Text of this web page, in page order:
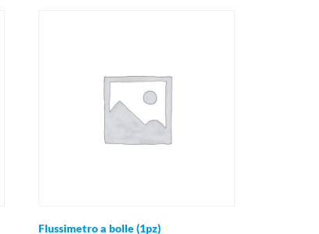
Flussimetro a bolle (1pz)